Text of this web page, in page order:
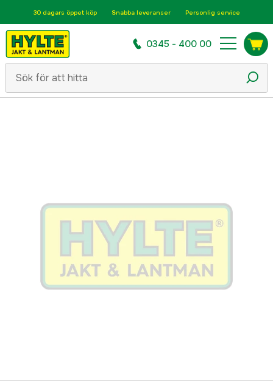
30 dagars öppet köp Snabba leveranser Personlig service
0345 - 400 00